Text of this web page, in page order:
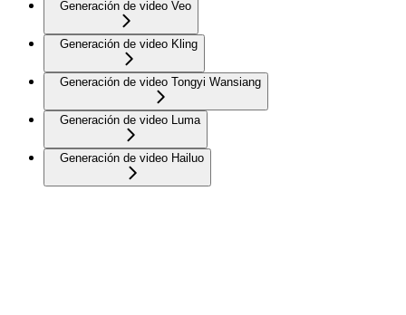
Generación de video Veo
Generación de video Kling
Generación de video Tongyi Wansiang
Generación de video Luma
Generación de video Hailuo